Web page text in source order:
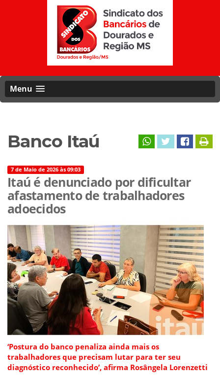
Menu
Banco Itaú
7 de Maio de 2026 às 09:03
Itaú é denunciado por dificultar
afastamento de trabalhadores
adoecidos
‘Postura do banco penaliza ainda mais os
trabalhadores que precisam lutar para ter seu
diagnóstico reconhecido’, afirma Rosângela Lorenzetti